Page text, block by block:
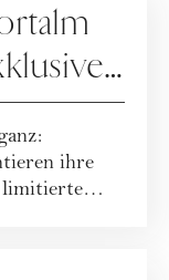
ihre
limitierte